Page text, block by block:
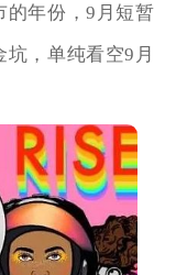
的年份，9月短暂
，单纯看空9月